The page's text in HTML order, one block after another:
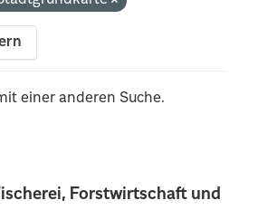
Forstwirtschaft und
einer anderen Suche.